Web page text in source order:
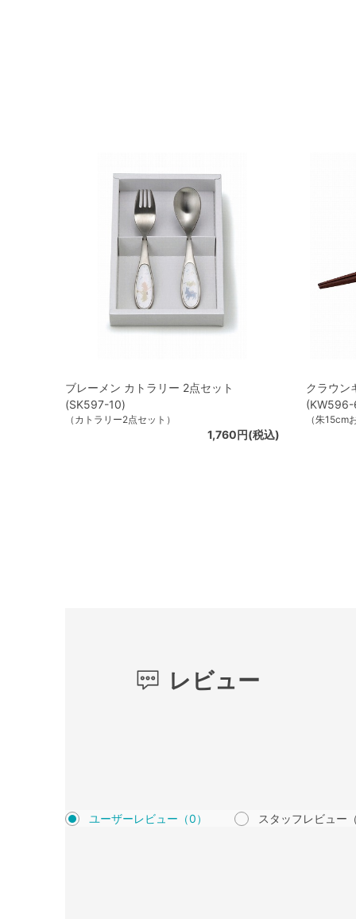
ブレーメン カトラリー 2点セット
(SK597-10)
（カトラリー2点セット）
1,760円(税込)
クラウン
(KW596-
（朱15cm
レビュー
ユーザーレビュー （0） スタッフレビュー